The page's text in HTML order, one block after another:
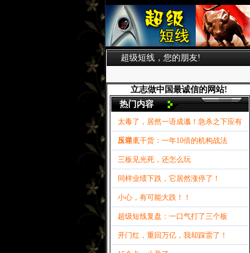
超级短线，您的朋友!
立志做中国最诚信的网站!
热门内容
太毒了，居然一语成谶！急杀之下应有
反弹！
压箱底干货：一年10倍的机构战法
三板见光死，还怎么玩
同样业绩下跌，它居然涨停了！
小心，有可能大跌！！
超级短线复盘：一口气打了三个板
开门红，重回万亿，我却踩雷了！